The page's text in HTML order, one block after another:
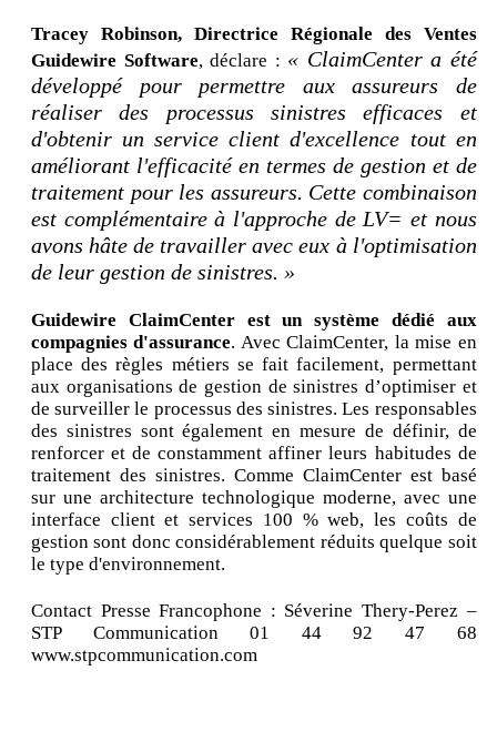
Tracey Robinson, Directrice Régionale des Ventes
Guidewire Software, déclare : « ClaimCenter a été
développé pour permettre aux assureurs de
réaliser des processus sinistres efficaces et
d'obtenir un service client d'excellence tout en
améliorant l'efficacité en termes de gestion et de
traitement pour les assureurs. Cette combinaison
est complémentaire à l'approche de LV= et nous
avons hâte de travailler avec eux à l'optimisation
de leur gestion de sinistres. »
Guidewire ClaimCenter est un système dédié aux
compagnies d'assurance. Avec ClaimCenter, la mise en
place des règles métiers se fait facilement, permettant
aux organisations de gestion de sinistres d’optimiser et
de surveiller le processus des sinistres. Les responsables
des sinistres sont également en mesure de définir, de
renforcer et de constamment affiner leurs habitudes de
traitement des sinistres. Comme ClaimCenter est basé
sur une architecture technologique moderne, avec une
interface client et services 100 % web, les coûts de
gestion sont donc considérablement réduits quelque soit
le type d'environnement.
Contact Presse Francophone : Séverine Thery-Perez –
STP Communication 01 44 92 47 68
www.stpcommunication.com